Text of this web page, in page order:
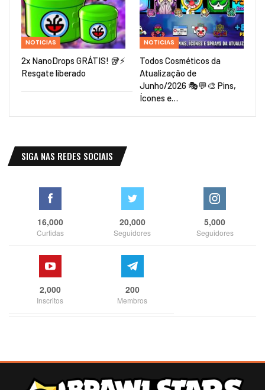
NOTICIAS
2x NanoDrops GRÁTIS! 🥡⚡
Resgate liberado
NOTICIAS
Todos Cosméticos da
Atualização de
Junho/2026 🎭💬🎨 Pins,
Ícones e…
SIGA NAS REDES SOCIAIS
16,000
Curtidas
20,000
Seguidores
5,000
Seguidores
2,000
Inscritos
200
Membros